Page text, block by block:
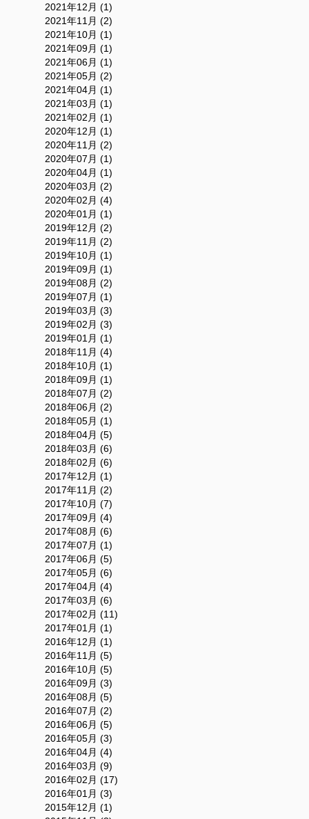
2021年12月 (1)
2021年11月 (2)
2021年10月 (1)
2021年09月 (1)
2021年06月 (1)
2021年05月 (2)
2021年04月 (1)
2021年03月 (1)
2021年02月 (1)
2020年12月 (1)
2020年11月 (2)
2020年07月 (1)
2020年04月 (1)
2020年03月 (2)
2020年02月 (4)
2020年01月 (1)
2019年12月 (2)
2019年11月 (2)
2019年10月 (1)
2019年09月 (1)
2019年08月 (2)
2019年07月 (1)
2019年03月 (3)
2019年02月 (3)
2019年01月 (1)
2018年11月 (4)
2018年10月 (1)
2018年09月 (1)
2018年07月 (2)
2018年06月 (2)
2018年05月 (1)
2018年04月 (5)
2018年03月 (6)
2018年02月 (6)
2017年12月 (1)
2017年11月 (2)
2017年10月 (7)
2017年09月 (4)
2017年08月 (6)
2017年07月 (1)
2017年06月 (5)
2017年05月 (6)
2017年04月 (4)
2017年03月 (6)
2017年02月 (11)
2017年01月 (1)
2016年12月 (1)
2016年11月 (5)
2016年10月 (5)
2016年09月 (3)
2016年08月 (5)
2016年07月 (2)
2016年06月 (5)
2016年05月 (3)
2016年04月 (4)
2016年03月 (9)
2016年02月 (17)
2016年01月 (3)
2015年12月 (1)